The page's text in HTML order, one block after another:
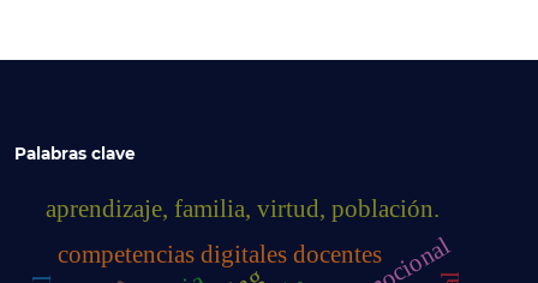
Palabras clave
competencias digitales docentes
aprendizaje, familia, virtud, población.